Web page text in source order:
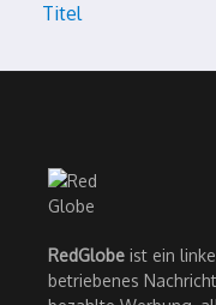
Titel
RedGlobe ist ein
betriebenes